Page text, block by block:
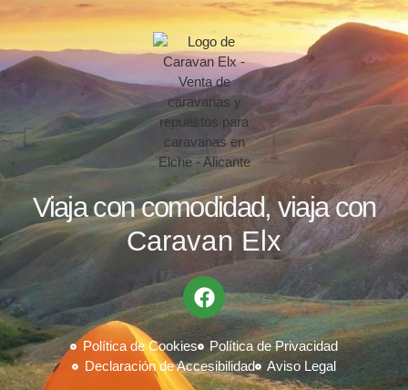
Viaja con comodidad, viaja con
Caravan Elx
F
a
e
b
Política de Cookies
Política de Privacidad
Declaración de Accesibilidad
Aviso Legal